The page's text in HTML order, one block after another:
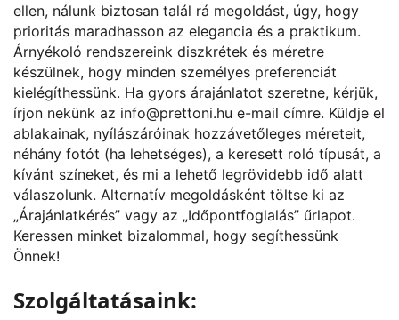
ellen, nálunk biztosan talál rá megoldást, úgy, hogy
prioritás maradhasson az elegancia és a praktikum.
Árnyékoló rendszereink diszkrétek és méretre
készülnek, hogy minden személyes preferenciát
kielégíthessünk. Ha gyors árajánlatot szeretne, kérjük,
írjon nekünk az info@prettoni.hu e-mail címre. Küldje el
ablakainak, nyílászáróinak hozzávetőleges méreteit,
néhány fotót (ha lehetséges), a keresett roló típusát, a
kívánt színeket, és mi a lehető legrövidebb idő alatt
válaszolunk. Alternatív megoldásként töltse ki az
„Árajánlatkérés” vagy az „Időpontfoglalás” űrlapot.
Keressen minket bizalommal, hogy segíthessünk
Önnek!
Szolgáltatásaink: